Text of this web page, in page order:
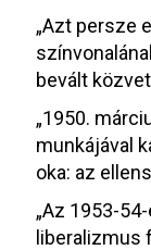
„Azt persze
bevált
„1950.
munkájával
oka: az
„Az 1953-
liberalizmus